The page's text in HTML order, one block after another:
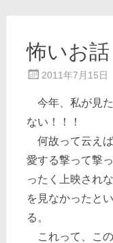
怖いお話
2011年7月15日
今年、私が見
ない！！！
何故って云え
愛する撃って撃
ったく上映され
を見なかったと
る。
これって、こ